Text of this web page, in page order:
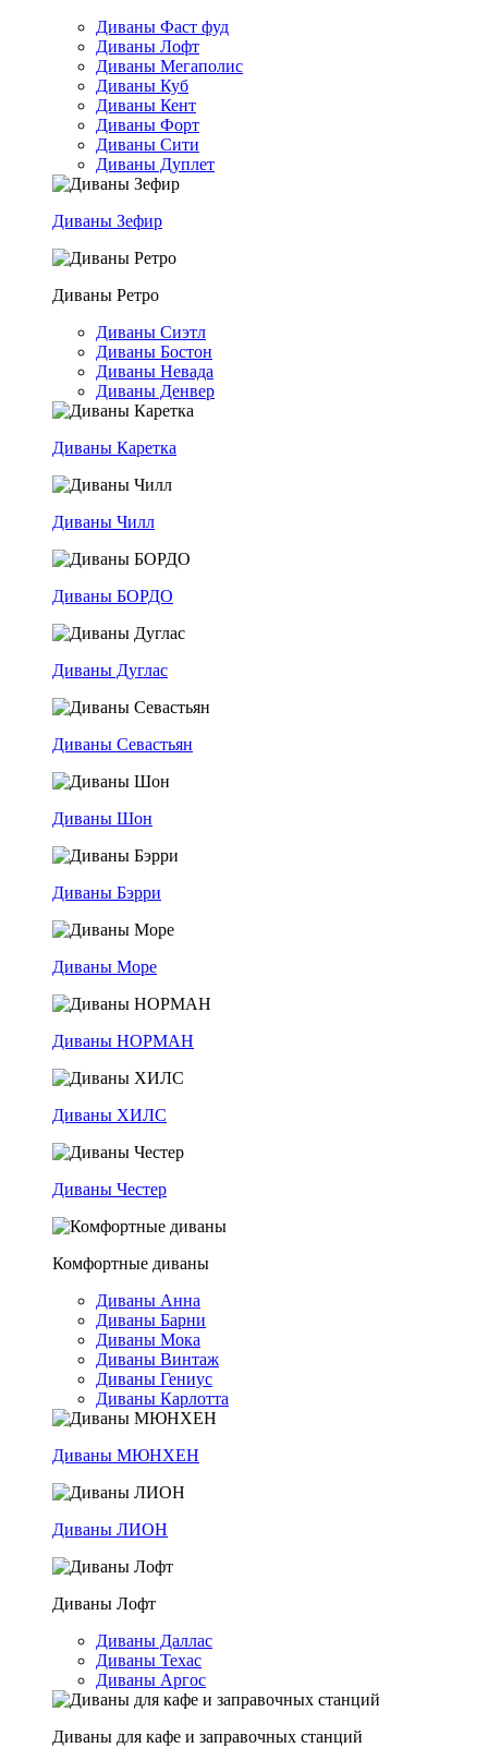
Диваны Фаст фуд
Диваны Лофт
Диваны Мегаполис
Диваны Куб
Диваны Кент
Диваны Форт
Диваны Сити
Диваны Дуплет
Диваны Зефир
Диваны Ретро
Диваны Сиэтл
Диваны Бостон
Диваны Невада
Диваны Денвер
Диваны Каретка
Диваны Чилл
Диваны БОРДО
Диваны Дуглас
Диваны Севастьян
Диваны Шон
Диваны Бэрри
Диваны Море
Диваны НОРМАН
Диваны ХИЛС
Диваны Честер
Комфортные диваны
Диваны Анна
Диваны Барни
Диваны Мока
Диваны Винтаж
Диваны Гениус
Диваны Карлотта
Диваны МЮНХЕН
Диваны ЛИОН
Диваны Лофт
Диваны Даллас
Диваны Техас
Диваны Аргос
Диваны для кафе и заправочных станций